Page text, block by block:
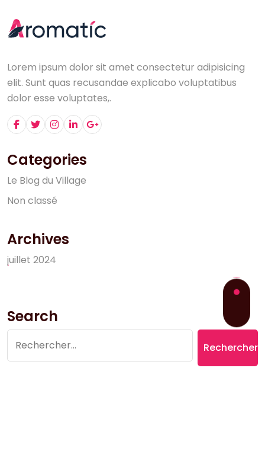
Lorem ipsum dolor sit amet consectetur adipisicing
elit. Sunt quas recusandae explicabo voluptatibus
dolor esse voluptates,.
Categories
Le Blog du Village
Non classé
Archives
juillet 2024
Search